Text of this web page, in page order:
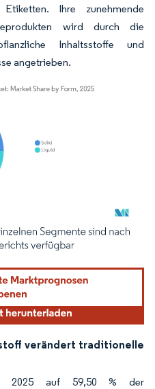
Ihre zunehmende
wird durch die
Inhaltsstoffe und
angetrieben.
erfordert Namensnennung
verändert traditionelle
2025 auf 59,50 % der